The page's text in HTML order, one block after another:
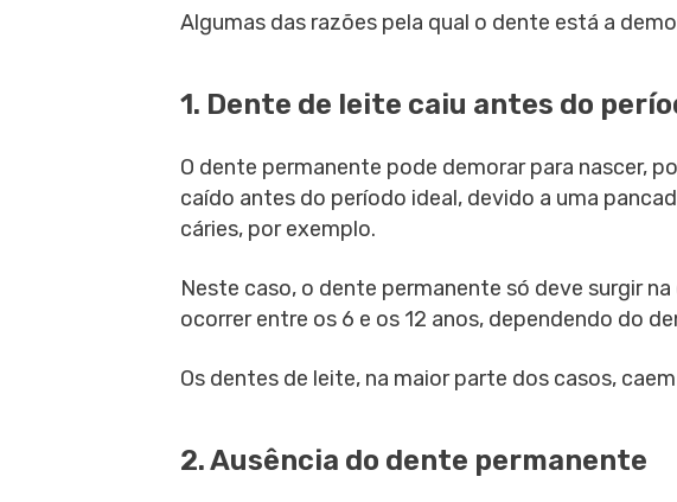
Algumas das razões pela qual o dente está a
1. Dente de leite caiu antes do
O dente permanente pode demorar para nascer,
caído antes do período ideal, devido a uma
cáries, por exemplo.
Neste caso, o dente permanente só deve surgir
ocorrer entre os 6 e os 12 anos, dependendo do
Os dentes de leite, na maior parte dos casos,
2. Ausência do dente permanente